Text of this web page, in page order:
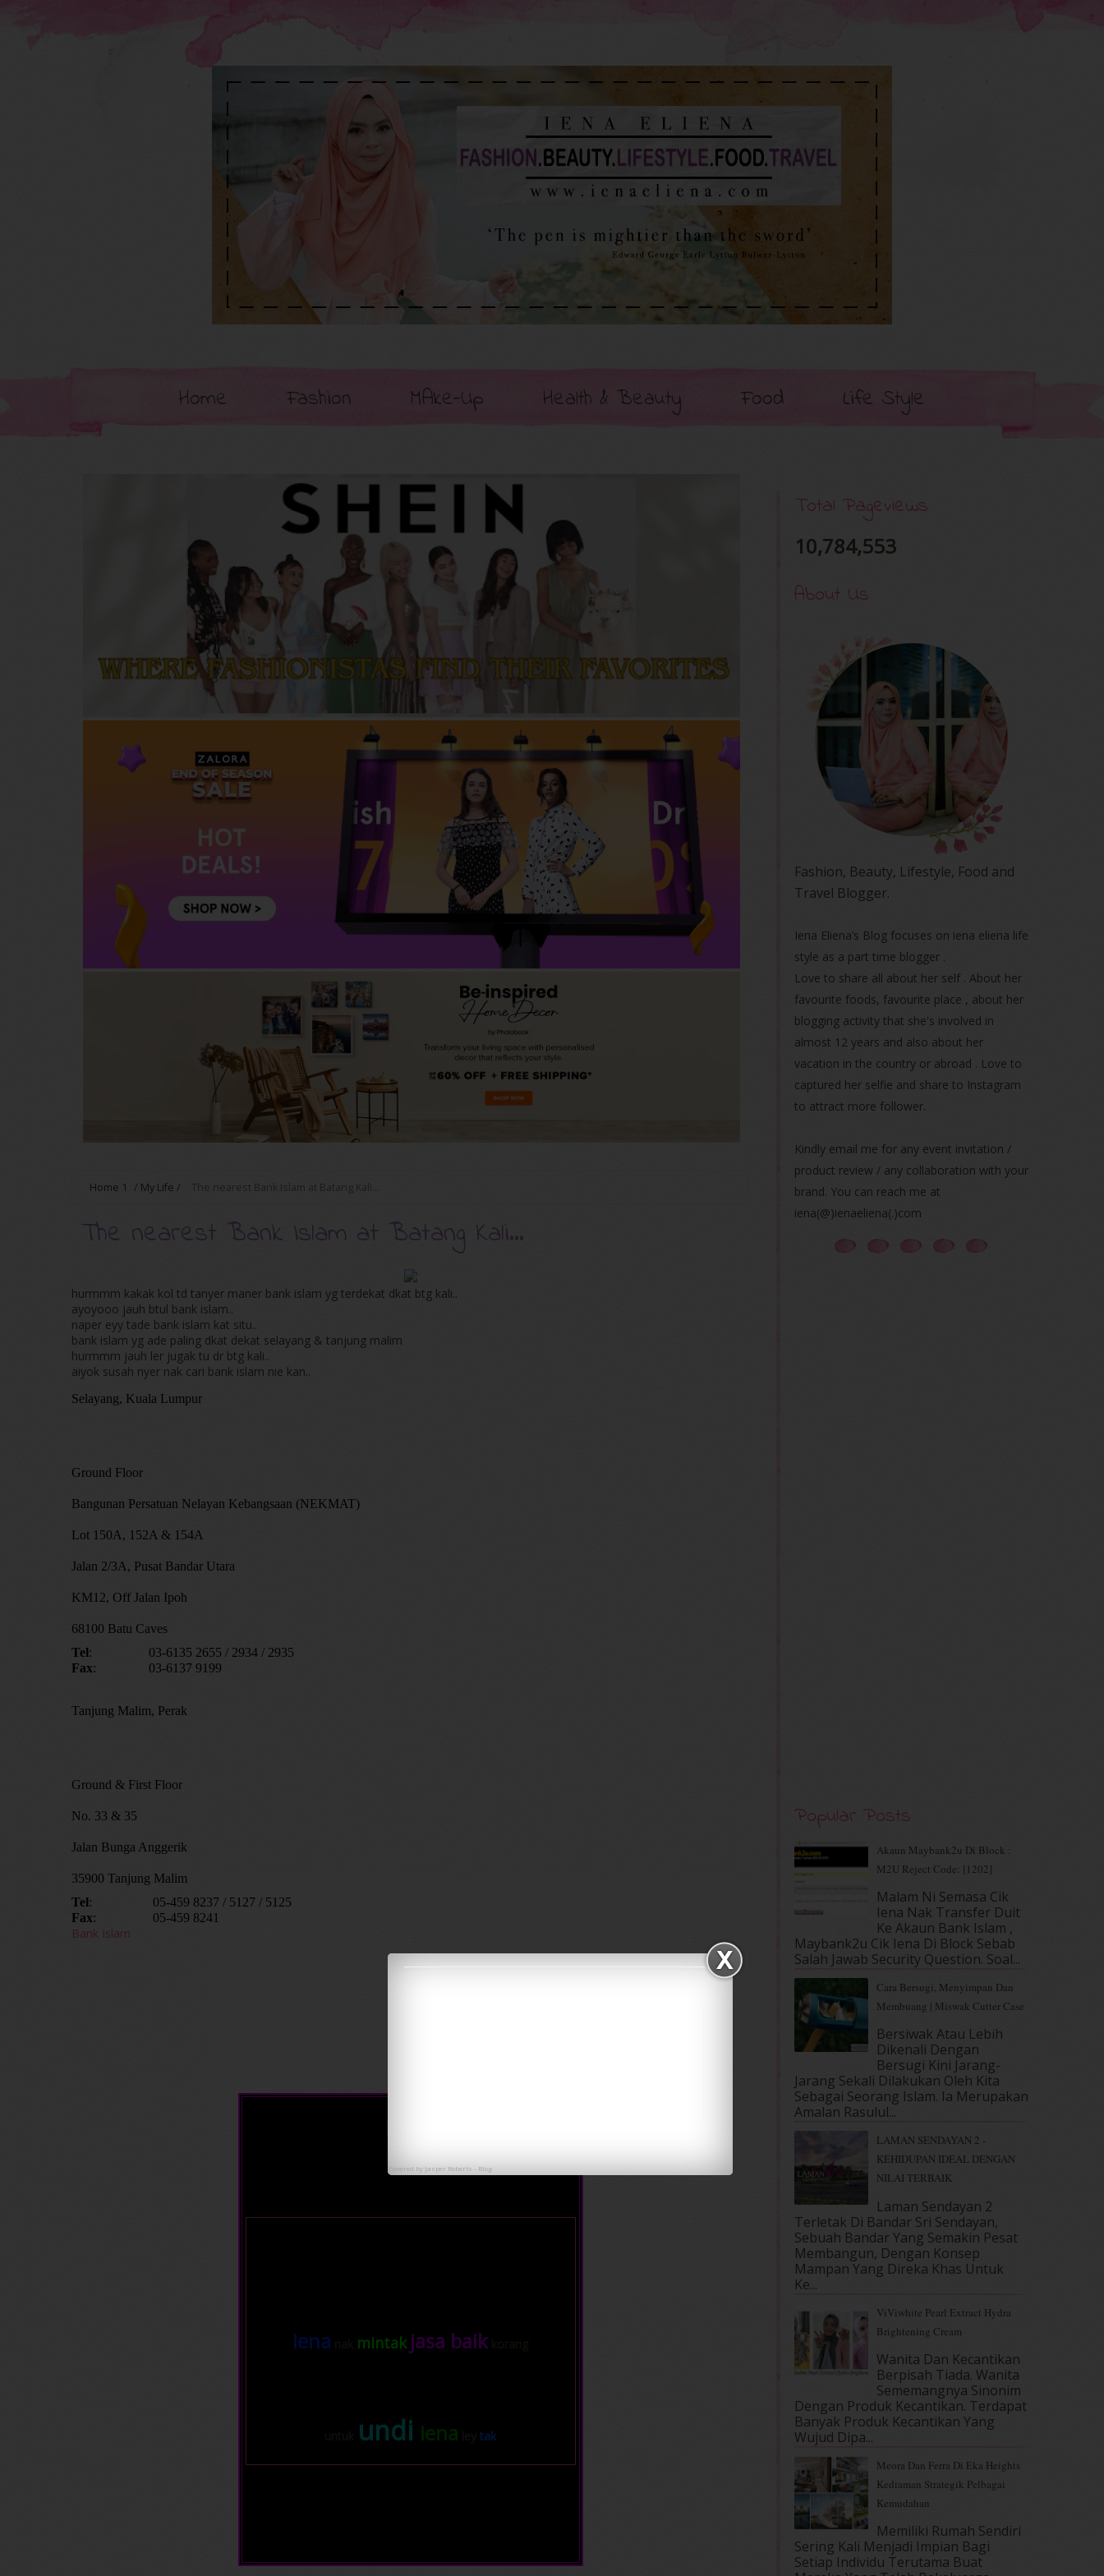
Home Fashion MAke-Up Health & Beauty Food Life Style
Home 1 / My Life / The nearest Bank Islam at Batang Kali...
The nearest Bank Islam at Batang Kali...
hurmmm kakak kol td tanyer maner bank islam yg terdekat dkat btg kali..
ayoyooo jauh btul bank islam..
naper eyy tade bank islam kat situ..
bank islam yg ade paling dkat dekat selayang & tanjung malim
hurmmm jauh ler jugak tu dr btg kali..
aiyok susah nyer nak cari bank islam nie kan..
Selayang, Kuala Lumpur
Ground Floor
Bangunan Persatuan Nelayan Kebangsaan (NEKMAT)
Lot 150A, 152A & 154A
Jalan 2/3A, Pusat Bandar Utara
KM12, Off Jalan Ipoh
68100 Batu Caves
Tel:
03-6135 2655 / 2934 / 2935
Fax: 03-6137 9199
Tanjung Malim, Perak
Ground & First Floor
No. 33 & 35
Jalan Bunga Anggerik
35900 Tanjung Malim
Tel:
05-459 8237 / 5127 / 5125
Fax: 05-459 8241
Bank Islam
iena mintak jasa baikkorang
undi iena tak
hahamukertaktaumalubtul..
Powered by Jasper Roberts - Blog
Total Pageviews
10,784,553
About Us
Fashion, Beauty, Lifestyle, Food and
Travel Blogger.
Iena Eliena’s Blog focuses on iena eliena life
style as a part time blogger .
Love to share all about her self . About her
favourite foods, favourite place , about her
blogging activity that she's involved in
almost 12 years and also about her
vacation in the country or abroad . Love to
captured her selfie and share to Instagram
to attract more follower.
Kindly email me for any event invitation /
product review / any collaboration with your
brand. You can reach me at
iena(@)ienaeliena(.)com
Popular Posts
Akaun Maybank2u Di Block :
M2U Reject Code: [1202]
Malam Ni Semasa Cik
Iena Nak Transfer Duit
Ke Akaun Bank Islam ,
Maybank2u Cik Iena Di Block Sebab
Salah Jawab Security Question. Soal...
Cara Bersugi, Menyimpan Dan
Membuang | Miswak Cutter Case
Bersiwak Atau Lebih
Dikenali Dengan
Bersugi Kini Jarang-
Jarang Sekali Dilakukan Oleh Kita
Sebagai Seorang Islam. Ia Merupakan
Amalan Rasulul...
LAMAN SENDAYAN 2 -
KEHIDUPAN IDEAL DENGAN
NILAI TERBAIK
Laman Sendayan 2
Terletak Di Bandar Sri Sendayan,
Sebuah Bandar Yang Semakin Pesat
Membangun, Dengan Konsep
Mampan Yang Direka Khas Untuk
Ke...
ViViwhite Pearl Extract Hydra
Brightening Cream
Wanita Dan Kecantikan
Berpisah Tiada. Wanita
Sememangnya Sinonim
Dengan Produk Kecantikan. Terdapat
Banyak Produk Kecantikan Yang
Wujud Dipa...
Meora Dan Ferra Di Eka Heights
Kediaman Strategik Pelbagai
Kemudahan
Memiliki Rumah Sendiri
Sering Kali Menjadi Impian Bagi
Setiap Individu Terutama Buat